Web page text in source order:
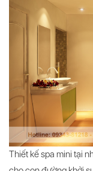
Thiết kế spa mini tại